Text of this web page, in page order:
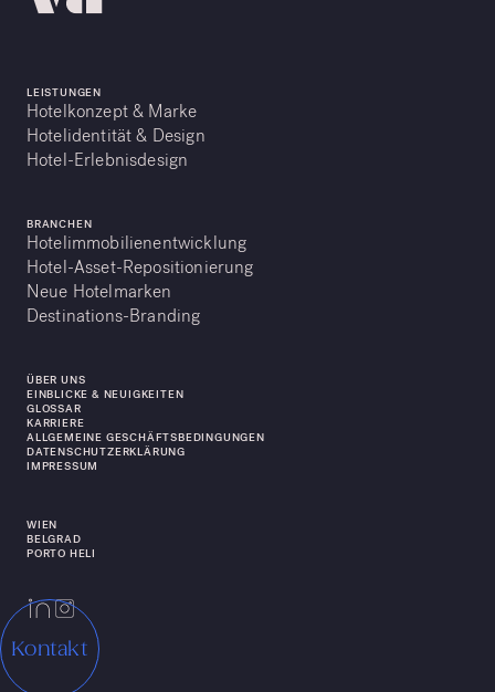
LEISTUNGEN
Hotelkonzept & Marke
Hotelidentität & Design
Hotel-Erlebnisdesign
BRANCHEN
Hotelimmobilienentwicklung
Hotel-Asset-Repositionierung
Neue Hotelmarken
Destinations-Branding
ÜBER UNS
EINBLICKE & NEUIGKEITEN
GLOSSAR
KARRIERE
ALLGEMEINE GESCHÄFTSBEDINGUNGEN
DATENSCHUTZERKLÄRUNG
IMPRESSUM
WIEN
BELGRAD
PORTO HELI
Kontakt